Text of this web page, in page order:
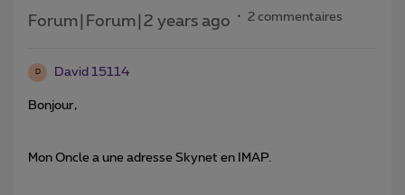
Forum|Forum|2 years ago 2 commentaires
D David 15114
Bonjour,
Mon Oncle a une adresse Skynet en IMAP.